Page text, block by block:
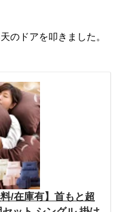
のドアを叩きました。
/在庫有】首もと超